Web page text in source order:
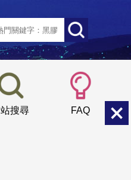
搜尋 FAQ
小 中